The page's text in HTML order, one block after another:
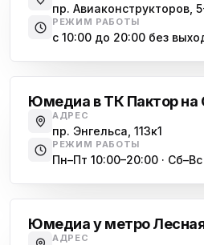
пр. Авиаконструкторов,
РЕЖИМ РАБОТЫ
с 10:00 до 20:00 без
Юмедиа в ТК Пактор на
АДРЕС
пр. Энгельса, 113к1
РЕЖИМ РАБОТЫ
Пн–Пт 10:00–20:00 · Сб–Вс
Юмедиа у метро
АДРЕС